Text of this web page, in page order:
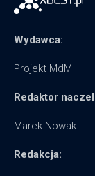
Wydawca:
Projekt MdM
Redaktor
Marek Nowak
Redakcja: